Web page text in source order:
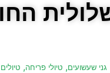
גני שעשועים, טיולי פריחה,